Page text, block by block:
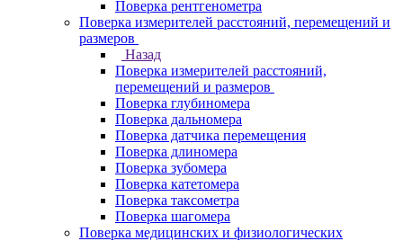
Поверка рентгенометра
Поверка измерителей расстояний, перемещений и
размеров
Назад
Поверка измерителей расстояний,
перемещений и размеров
Поверка глубиномера
Поверка дальномера
Поверка датчика перемещения
Поверка длиномера
Поверка зубомера
Поверка катетомера
Поверка таксометра
Поверка шагомера
Поверка медицинских и физиологических